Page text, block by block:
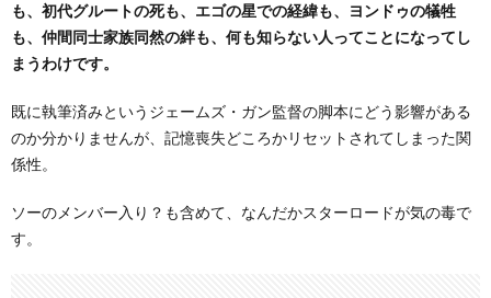
も、初代グルートの死も、エゴの星での経緯も、ヨンドゥの犠牲
も、仲間同士家族同然の絆も、何も知らない人ってことになってし
まうわけです。
既に執筆済みというジェームズ・ガン監督の脚本にどう影響がある
のか分かりませんが、記憶喪失どころかリセットされてしまった関
係性。
ソーのメンバー入り？も含めて、なんだかスターロードが気の毒で
す。